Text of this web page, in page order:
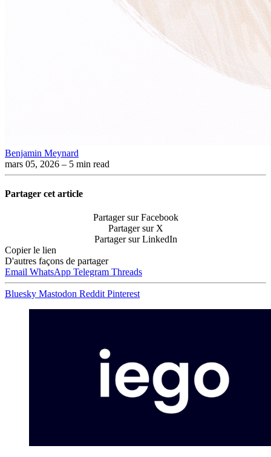
Benjamin Meynard
mars 05, 2026 – 5 min read
Partager cet article
Partager sur Facebook
Partager sur X
Partager sur LinkedIn
Copier le lien
D'autres façons de partager
Email WhatsApp Telegram Threads
Bluesky Mastodon Reddit Pinterest